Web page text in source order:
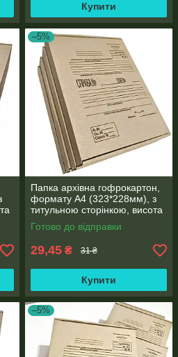
Купити
–5%
Папка архівна гофрокартон,
формату А4 (323*228мм), з
титульною сторінкою, висота
корінця 40мм
Готово до відправки
29,45 ₴ 31 ₴
Купити
–5%